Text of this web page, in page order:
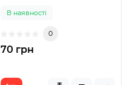
В наявності
0
70 грн